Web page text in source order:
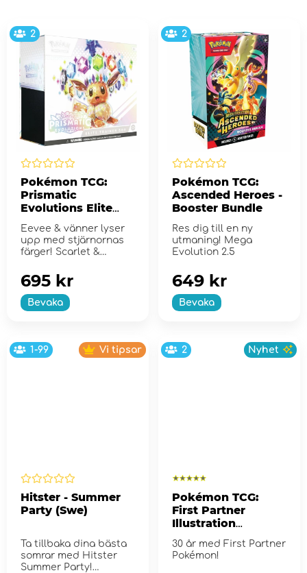
2
Pokémon TCG:
Prismatic
Evolutions Elite
Eevee & vänner lyser
upp med stjärnornas
färger! Scarlet &
Bevaka
695 kr
2
Pokémon TCG:
Ascended Heroes -
Booster Bundle
Res dig till en ny
utmaning! Mega
Evolution 2.5
Bevaka
649 kr
1-99 Vi tipsar
Hitster - Summer
Party (Swe)
Ta tillbaka dina bästa
somrar med Hitster
Summer Party!
2 Nyhet
Pokémon TCG:
First Partner
Illustration
Collection - Series
2
30 år med First Partner
Pokémon!